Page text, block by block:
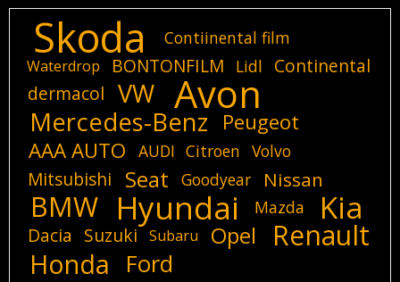
Skoda Contiinental film
Waterdrop BONTONFILM Lidl
Continental
dermacol
VW Avon
Mercedes-Benz
Peugeot
AAA AUTO
AUDI Citroen Volvo
Mitsubishi Seat Goodyear Nissan
BMW Hyundai Mazda Kia
Dacia Suzuki Subaru Opel Renault
Honda Ford